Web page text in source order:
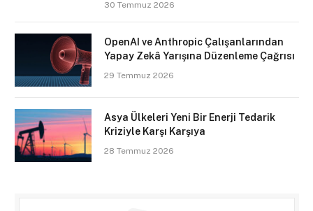
30 Temmuz 2026
OpenAI ve Anthropic Çalışanlarından
Yapay Zekâ Yarışına Düzenleme Çağrısı
29 Temmuz 2026
Asya Ülkeleri Yeni Bir Enerji Tedarik
Kriziyle Karşı Karşıya
28 Temmuz 2026